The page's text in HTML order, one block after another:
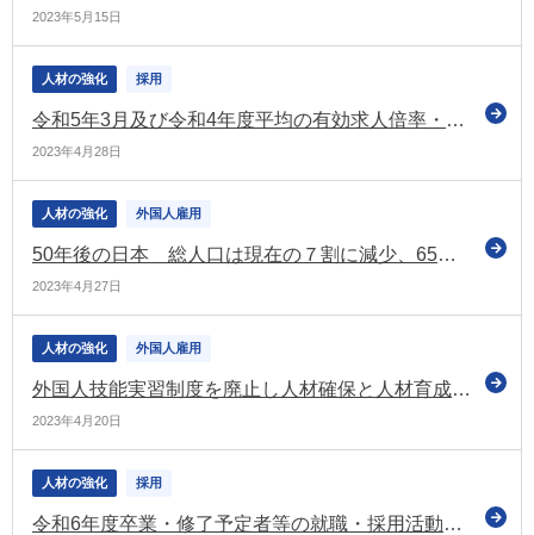
2023年5月15日
人材の強化 採用
令和5年3月及び令和4年度平均の有効求人倍率・完全失業率を公表
2023年4月28日
人材の強化 外国人雇用
50年後の日本 総人口は現在の７割に減少、65歳以上人口の割合は約4割に（日本の将来推計人口・令和5年推計）
2023年4月27日
人材の強化 外国人雇用
外国人技能実習制度を廃止し人材確保と人材育成を目的とする新たな制度の創設を検討（出入国在留管理庁の有識者会議）
2023年4月20日
人材の強化 採用
令和6年度卒業・修了予定者等の就職・採用活動に関する要請 専門人材の新ルールやオワハラ防止の徹底を盛り込む（経団連）